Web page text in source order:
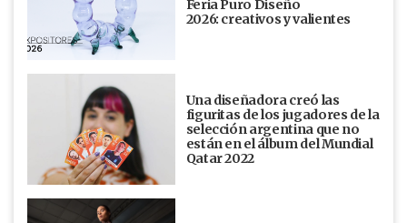
Feria Puro Diseño
2026: creativos y valientes
Una diseñadora creó las
figuritas de los jugadores de la
selección argentina que no
están en el álbum del Mundial
Qatar 2022